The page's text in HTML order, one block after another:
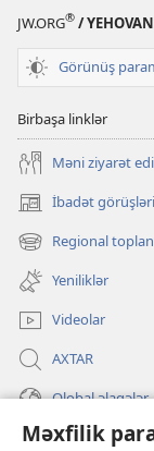
Məxfilik
JW.ORG® /
Görünüş
Birbaşa linklər
Məni ziyarət
İbadət
(yeni
pəncərə
açılır)
Regional
(yeni
pəncərə
açılır)
Yeniliklər
Videolar
AXTAR
Qlobal əlaqələr
KÖMƏK